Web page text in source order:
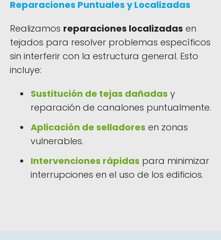
Reparaciones Puntuales y Localizadas
Realizamos reparaciones localizadas en
tejados para resolver problemas específicos
sin interferir con la estructura general. Esto
incluye:
Sustitución de tejas dañadas y
reparación de canalones puntualmente.
Aplicación de selladores en zonas
vulnerables.
Intervenciones rápidas para minimizar
interrupciones en el uso de los edificios.